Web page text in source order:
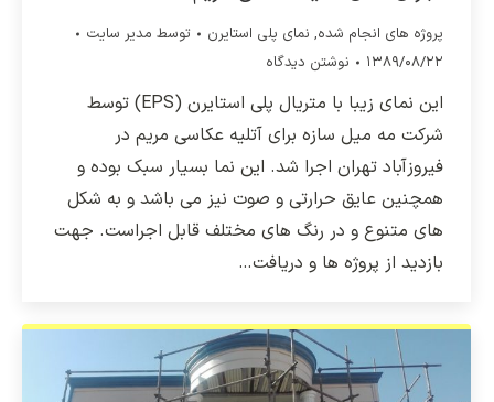
پروژه های انجام شده, نمای پلی استایرن توسط مدیر سایت
۱۳۸۹/۰۸/۲۲
نوشتن دیدگاه
این نمای زیبا با متریال پلی استایرن (EPS) توسط
شرکت مه میل سازه برای آتلیه عکاسی مریم در
فیروزآباد تهران اجرا شد. این نما بسیار سبک بوده و
همچنین عایق حرارتی و صوت نیز می باشد و به شکل
های متنوع و در رنگ های مختلف قابل اجراست. جهت
بازدید از پروژه ها و دریافت…